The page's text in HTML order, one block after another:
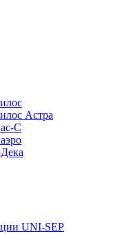
Астра
С
UNI-SEP